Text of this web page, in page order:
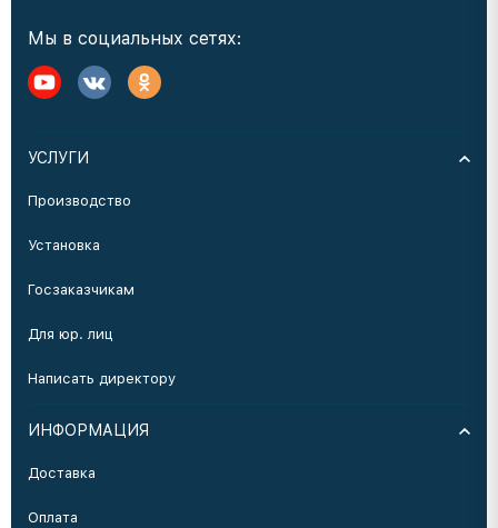
Мы в социальных сетях:
УСЛУГИ
Производство
Установка
Госзаказчикам
Для юр. лиц
Написать директору
ИНФОРМАЦИЯ
Доставка
Оплата